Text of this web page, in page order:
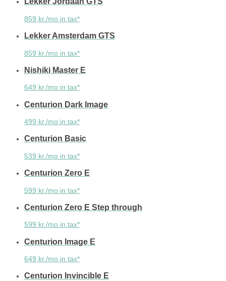
859 kr./mo in tax*
Lekker Amsterdam GTS
859 kr./mo in tax*
Nishiki Master E
649 kr./mo in tax*
Centurion Dark Image
499 kr./mo in tax*
Centurion Basic
539 kr./mo in tax*
Centurion Zero E
599 kr./mo in tax*
Centurion Zero E Step through
599 kr./mo in tax*
Centurion Image E
649 kr./mo in tax*
Centurion Invincible E